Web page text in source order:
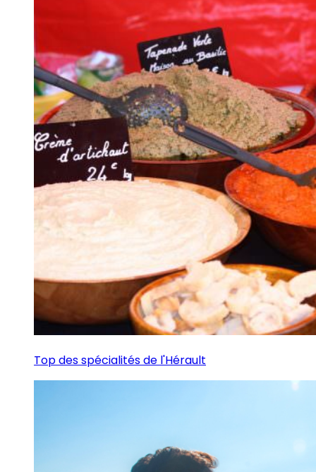
Top des spécialités de l'Hérault